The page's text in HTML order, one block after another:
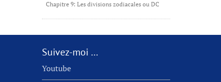
Chapitre 9: Les divisions zodiacales ou DC
Suivez-moi …
Youtube